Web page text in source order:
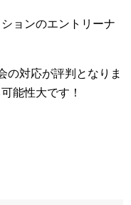
ョンのエントリーナ
の対応が評判となりま
能性大です！